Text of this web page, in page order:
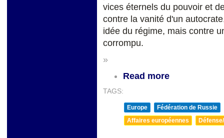
vices éternels du pouvoir et
contre la vanité d'un
idée du régime, mais contre
corrompu.
»
Read more
TAGS:
Europe
Fédération de Russie
Affaires européennes